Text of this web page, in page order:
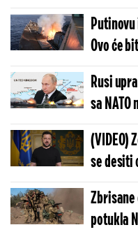
Rusije -
Ovo će
pakleni
postoji
Rusi
sa
sveta
odrediti
(VIDEO)
se desiti
Ukrajini
potukla